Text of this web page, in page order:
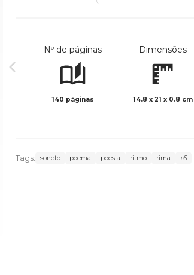
Nº de páginas
140 páginas
Dimensões
14.8 x 21 x 0.8 cm
Tags: soneto poema poesia ritmo rima +6